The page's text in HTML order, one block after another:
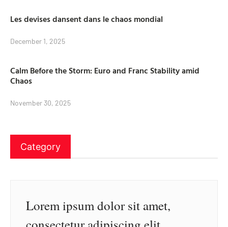
Les devises dansent dans le chaos mondial
December 1, 2025
Calm Before the Storm: Euro and Franc Stability amid
Chaos
November 30, 2025
Category
Lorem ipsum dolor sit amet,